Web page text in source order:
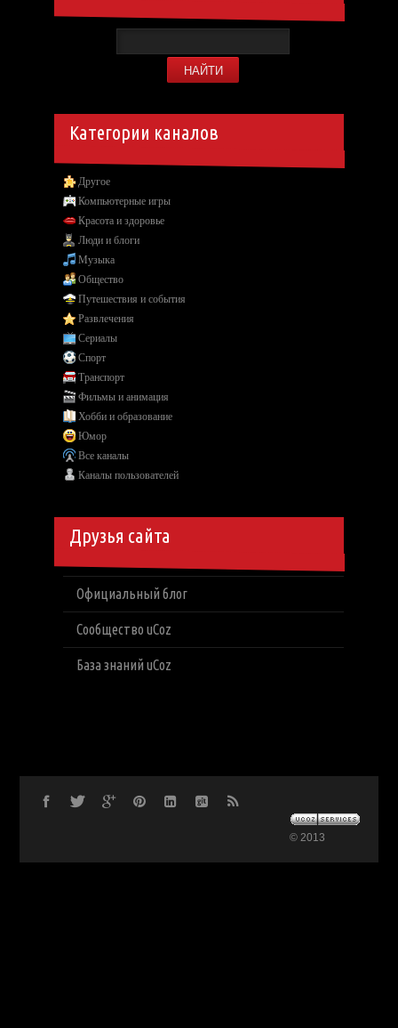
Категории каналов
Другое
Компьютерные игры
Красота и здоровье
Люди и блоги
Музыка
Общество
Путешествия и события
Развлечения
Сериалы
Спорт
Транспорт
Фильмы и анимация
Хобби и образование
Юмор
Все каналы
Каналы пользователей
Друзья сайта
Официальный блог
Сообщество uCoz
База знаний uCoz
© 2013